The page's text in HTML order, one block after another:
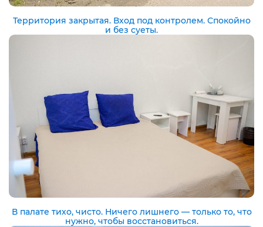
Территория закрытая. Вход под контролем. Спокойно
и без суеты.
В палате тихо, чисто. Ничего лишнего — только то, что
нужно, чтобы восстановиться.